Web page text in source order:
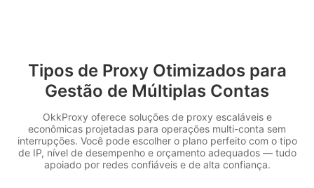
Tipos de Proxy Otimizados para
Gestão de Múltiplas Contas
OkkProxy oferece soluções de proxy escaláveis e
econômicas projetadas para operações multi-conta sem
interrupções. Você pode escolher o plano perfeito com o tipo
de IP, nível de desempenho e orçamento adequados — tudo
apoiado por redes confiáveis e de alta confiança.